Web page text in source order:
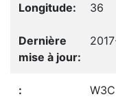
36
W3C